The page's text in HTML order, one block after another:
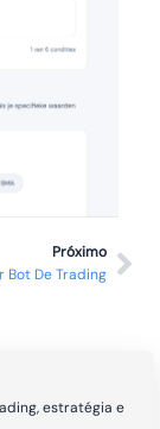
Próximo
Bot De Trading
estratégia e